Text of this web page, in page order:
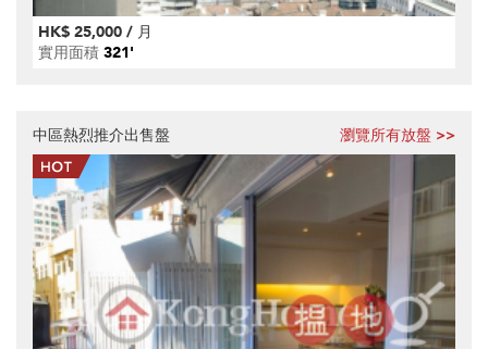
HK$ 25,000 / 月
實用面積 321'
中區熱烈推介出售盤 瀏覽所有放盤 >>